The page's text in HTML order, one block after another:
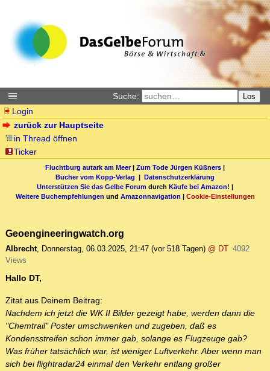
Suche: Los
Login
zurück zur Hauptseite
in Thread öffnen
Ticker
Fluchtburg autark am Meer| Zum Tode Jürgen Küßners |
Bücher vom Kopp-Verlag | Datenschutzerklärung
Unterstützen Sie das Gelbe Forum durch Käufe bei Amazon! |
Weitere Buchempfehlungen und Amazonnavigation | Cookie-Einstellungen
Geoengineeringwatch.org
Albrecht, Donnerstag, 06.03.2025, 21:47 (vor 518 Tagen) @ DT 4092
Views
Hallo DT,
Zitat aus Deinem Beitrag:
Nachdem ich jetzt die WK II Bilder gezeigt habe, werden dann die
"Chemtrail" Poster umschwenken und zugeben, daß es
Kondensstreifen schon immer gab, solange es Flugzeuge gab?
Was früher tatsächlich war, ist weniger Luftverkehr. Aber wenn man
sich bei flightradar24 einmal den Verkehr entlang großer